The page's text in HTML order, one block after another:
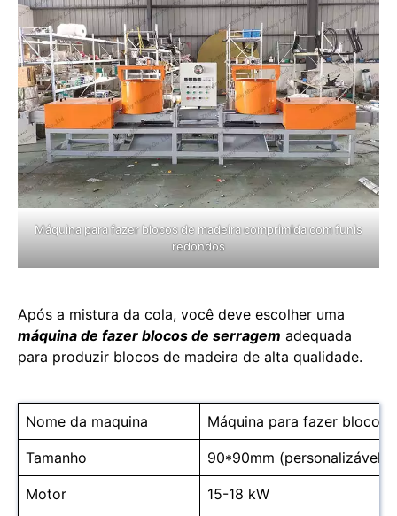
Máquina para fazer blocos de madeira comprimida com funis
redondos
Após a mistura da cola, você deve escolher uma
máquina de fazer blocos de serragem adequada
para produzir blocos de madeira de alta qualidade.
Nome da maquina Máquina para fazer blocos
Tamanho 90*90mm (personalizável)
Motor 15-18 kW